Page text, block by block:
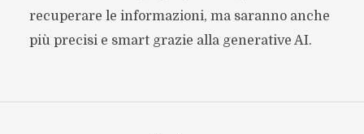
recuperare le informazioni, ma saranno anche
più precisi e smart grazie alla generative AI.